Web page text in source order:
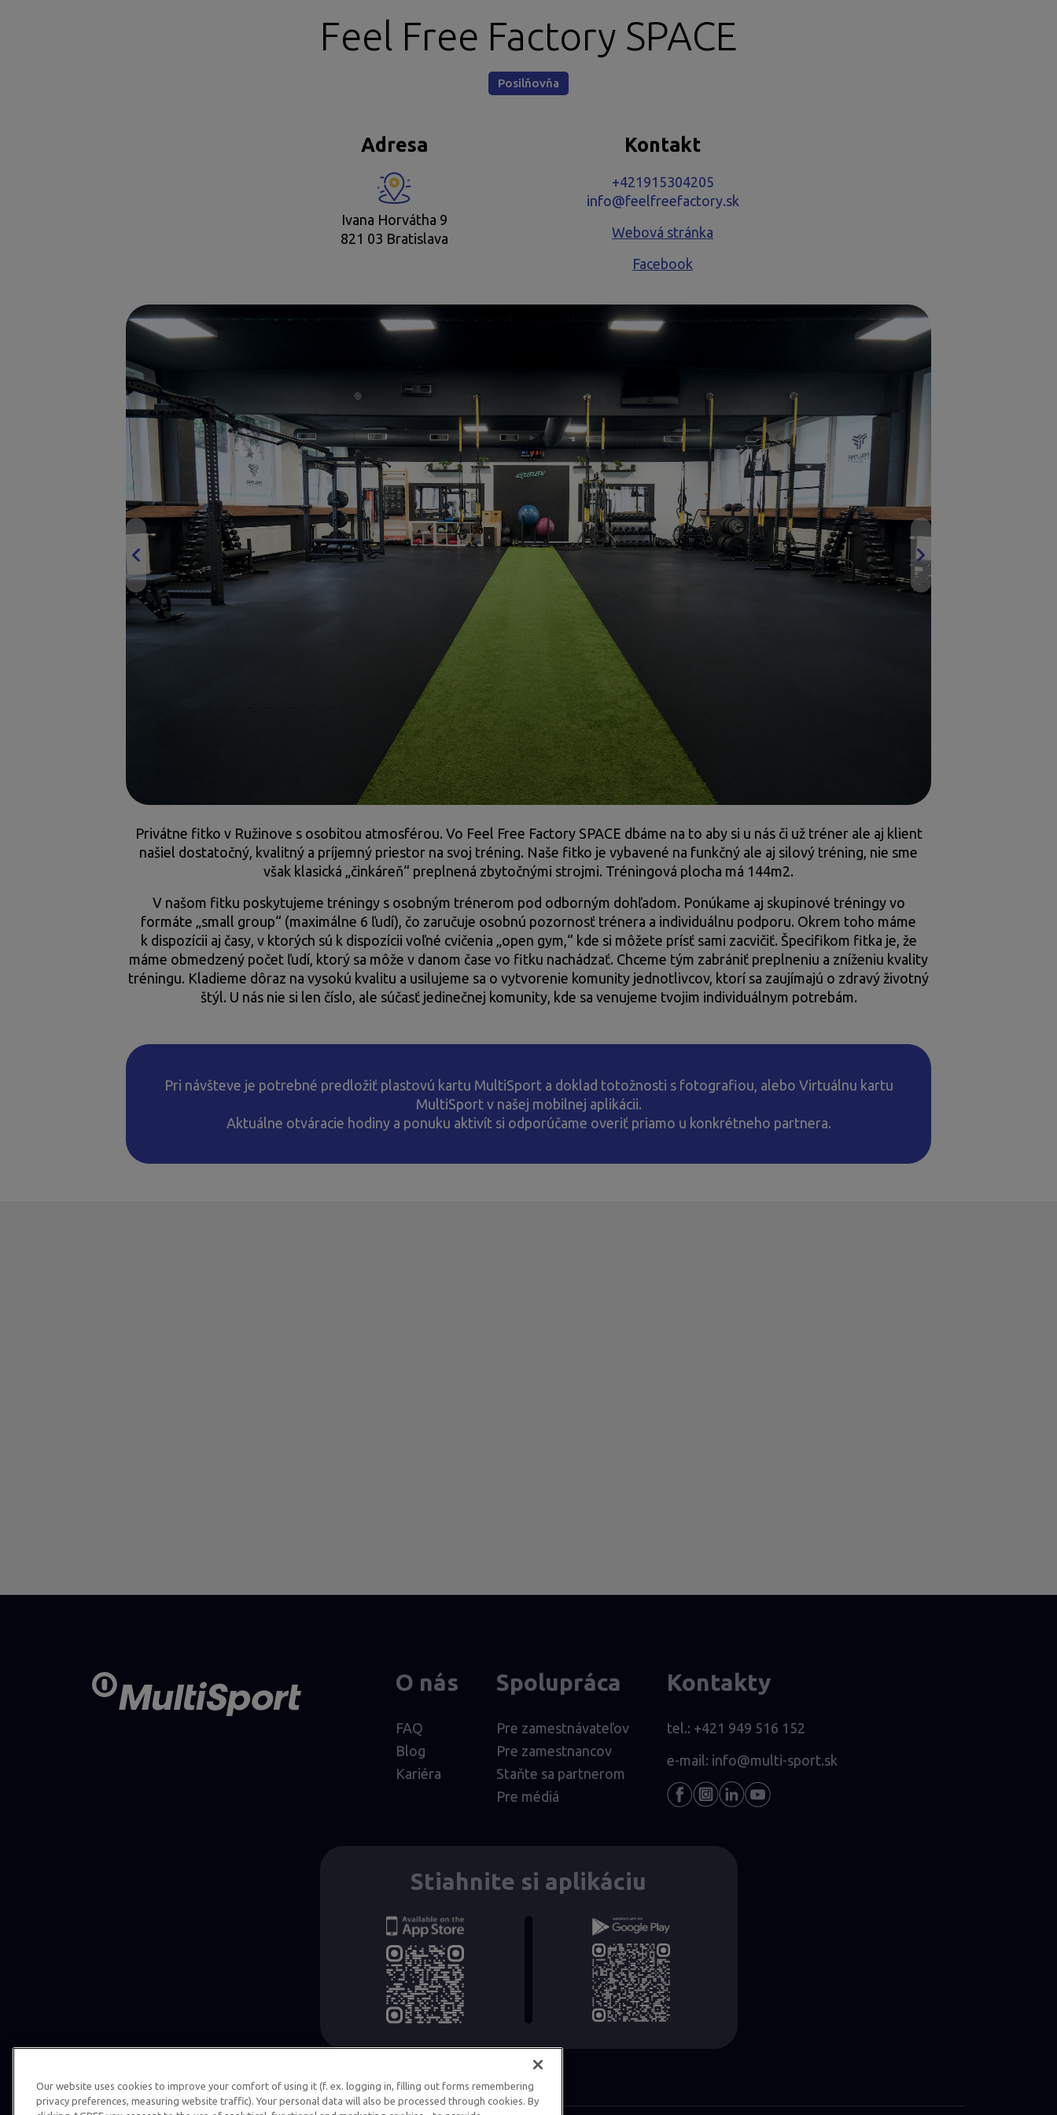
Feel Free Factory SPACE
Posilňovňa
Adresa
Ivana Horvátha 9
821 03 Bratislava
Kontakt
+421915304205
info@feelfreefactory.sk
Webová stránka
Facebook
Privátne fitko v Ružinove s osobitou atmosférou. Vo Feel Free Factory SPACE dbáme na to aby si u nás či už tréner ale aj klient
našiel dostatočný, kvalitný a príjemný priestor na svoj tréning. Naše fitko je vybavené na funkčný ale aj silový tréning, nie sme
však klasická „činkáreň“ preplnená zbytočnými strojmi. Tréningová plocha má 144m2.
V našom fitku poskytujeme tréningy s osobným trénerom pod odborným dohľadom. Ponúkame aj skupinové tréningy vo
formáte „small group“ (maximálne 6 ľudí), čo zaručuje osobnú pozornosť trénera a individuálnu podporu. Okrem toho máme
k dispozícii aj časy, v ktorých sú k dispozícii voľné cvičenia „open gym,“ kde si môžete prísť sami zacvičiť. Špecifikom fitka je, že
máme obmedzený počet ľudí, ktorý sa môže v danom čase vo fitku nachádzať. Chceme tým zabrániť preplneniu a zníženiu kvality
tréningu. Kladieme dôraz na vysokú kvalitu a usilujeme sa o vytvorenie komunity jednotlivcov, ktorí sa zaujímajú o zdravý životný
štýl. U nás nie si len číslo, ale súčasť jedinečnej komunity, kde sa venujeme tvojim individuálnym potrebám.
Pri návšteve je potrebné predložiť plastovú kartu MultiSport a doklad totožnosti s fotografiou, alebo Virtuálnu kartu
MultiSport v našej mobilnej aplikácii.
Aktuálne otváracie hodiny a ponuku aktivít si odporúčame overiť priamo u konkrétneho partnera.
O nás
FAQ
Blog
Kariéra
Spolupráca
Pre zamestnávateľov
Pre zamestnancov
Staňte sa partnerom
Pre médiá
Kontakty
tel.: +421 949 516 152
e-mail: info@multi-sport.sk
Stiahnite si aplikáciu
Our website uses cookies to improve your comfort of using it (f. ex. logging in, filling out forms remembering
privacy preferences, measuring website traffic). Your personal data will also be processed through cookies. By